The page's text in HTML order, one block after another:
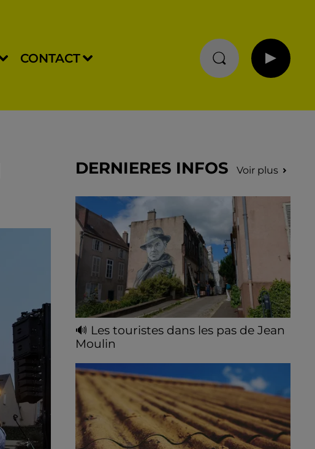
CONTACT
DERNIERES INFOS Voir plus
🔊 Les touristes dans les pas de Jean
Moulin
les sorties estivales de Chartres Tourisme.